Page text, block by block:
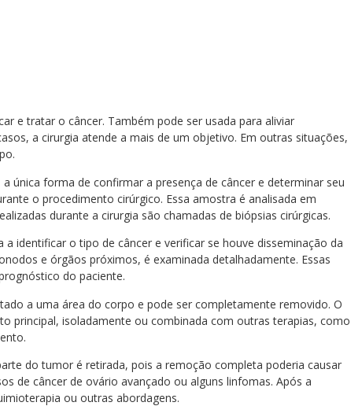
e tratar o câncer. Também pode ser usada para aliviar
a cirurgia atende a mais de um objetivo. Em outras situações,
única forma de confirmar a presença de câncer e determinar seu
o procedimento cirúrgico. Essa amostra é analisada em
durante a cirurgia são chamadas de biópsias cirúrgicas.
a identificar o tipo de câncer e verificar se houve disseminação da
e órgãos próximos, é examinada detalhadamente. Essas
do paciente.
a uma área do corpo e pode ser completamente removido. O
principal, isoladamente ou combinada com outras terapias, como
do tumor é retirada, pois a remoção completa poderia causar
de câncer de ovário avançado ou alguns linfomas. Após a
ou outras abordagens.